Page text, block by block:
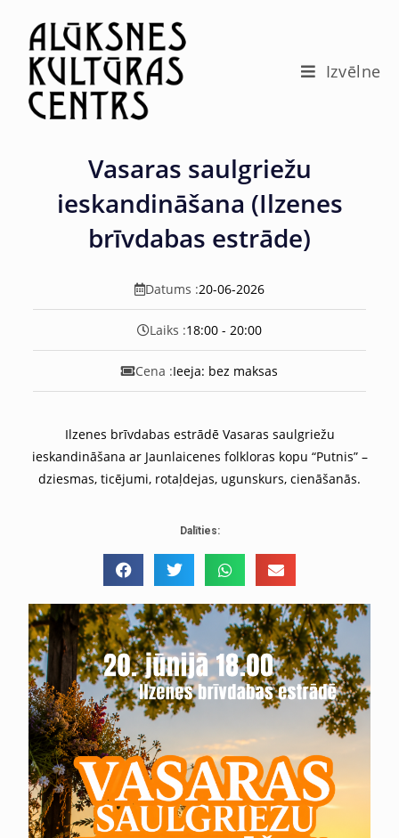
Izvēlne
Vasaras saulgriežu
ieskandināšana (Ilzenes
brīvdabas estrāde)
Datums :20-06-2026
Laiks :18:00 - 20:00
Cena :Ieeja: bez maksas
Ilzenes brīvdabas estrādē Vasaras saulgriežu
ieskandināšana ar Jaunlaicenes folkloras kopu “Putnis” –
dziesmas, ticējumi, rotaļdejas, ugunskurs, cienāšanās.
Dalīties: